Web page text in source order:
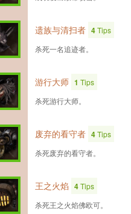
遗族与清扫者 4Tips
杀死一名追迹者。
游行大师 1 Tips
杀死游行大师。
废弃的看守者 4Tips
杀死废弃的看守者。
王之火焰 4Tips
杀死王之火焰佛欧可。